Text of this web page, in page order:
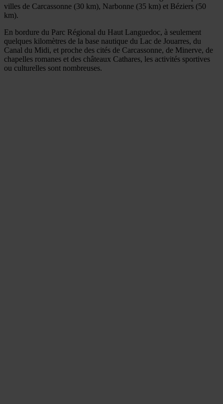
villes de Carcassonne (30 km), Narbonne (35 km) et Béziers (50
km).
En bordure du Parc Régional du Haut Languedoc, à seulement
quelques kilomètres de la base nautique du Lac de Jouarres, du
Canal du Midi, et proche des cités de Carcassonne, de Minerve, de
chapelles romanes et des châteaux Cathares, les activités sportives
ou culturelles sont nombreuses.